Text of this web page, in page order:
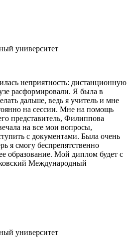
университет
неприятность: дистанционную
расформировали. Я была в
дальше, ведь я учитель и мне
на сессии. Мне на помощь
представитель, Филиппова
на все мои вопросы,
с документами. Была очень
я смогу беспрепятственно
образование. Мой диплом будет с
Международный
университет